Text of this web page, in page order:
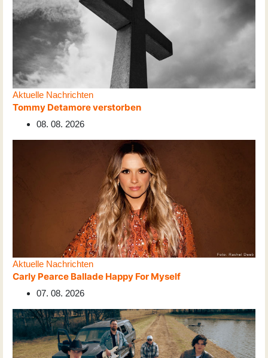
Aktuelle Nachrichten
Tommy Detamore verstorben
08. 08. 2026
Aktuelle Nachrichten
Carly Pearce Ballade Happy For Myself
07. 08. 2026